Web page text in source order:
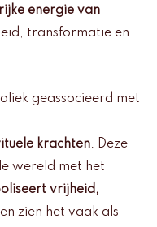
energie van
transformatie en
geassocieerd met
krachten. Deze
wereld met het
vrijheid,
zien het vaak als